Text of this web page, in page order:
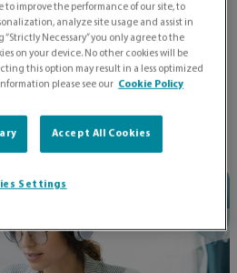
ha dato il via al ciclo di
con il primo
Nuove Competenze:
a confronto”, rivolto a
interessate a cogliere
l’evoluzione.
to improve the performance of our site, to
analyze site usage and assist in
Necessary” you only agree to the
on your device. No other cookies will be
this option may result in a less optimized
please see our Cookie Policy
Accept All Cookies
Settings